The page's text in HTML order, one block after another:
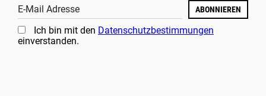
E-Mail Adresse ABONNIEREN
Ich bin mit den Datenschutzbestimmungen
einverstanden.